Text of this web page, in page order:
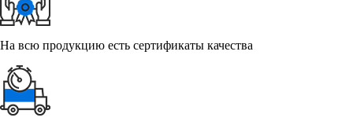
На всю продукцию есть сертификаты качества